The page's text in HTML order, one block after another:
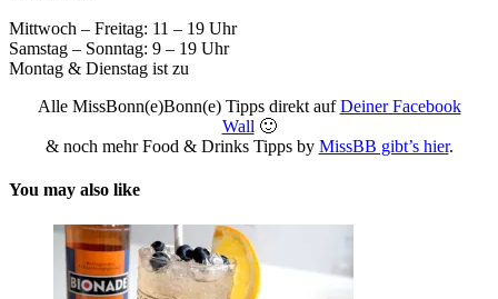
Mittwoch – Freitag: 11 – 19 Uhr
Samstag – Sonntag: 9 – 19 Uhr
Montag & Dienstag ist zu
Alle MissBonn(e)Bonn(e) Tipps direkt aufDeiner Facebook
Wall 🙂
& noch mehr Food & Drinks Tipps by MissBB gibt’s hier.
You may also like